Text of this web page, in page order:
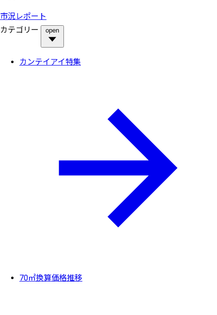
市況レポート
カテゴリー
open
カンテイアイ特集
70㎡換算価格推移